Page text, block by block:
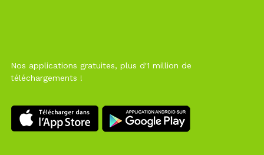
Nos applications gratuites, plus d'1 million de
téléchargements !